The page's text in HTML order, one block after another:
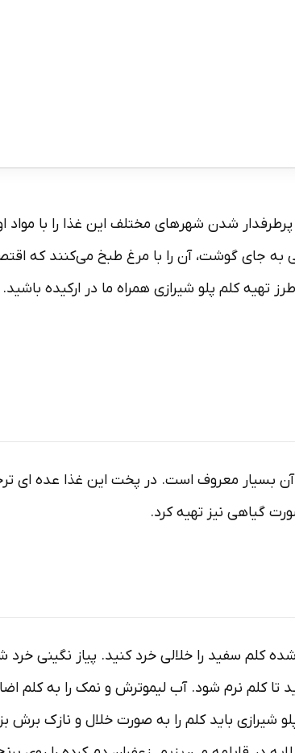
سرو آن را کنار بشقاب برنج بچینیم؟
شدن شهرهای مختلف این غذا را با مواد
جای گوشت، آن را با مرغ طبخ می‌کنند که
تهیه کلم پلو شیرازی همراه ما در ارکیده باشید.
آن بسیار معروف است. در پخت این غذا عده
گیاهی نیز تهیه کرد.
سفید را خلالی خرد کنید. پیاز نگینی خرد
تا کلم نرم شود. آب لیموترش و نمک را به کلم
شیرازی باید کلم را به صورت خلال و نازک